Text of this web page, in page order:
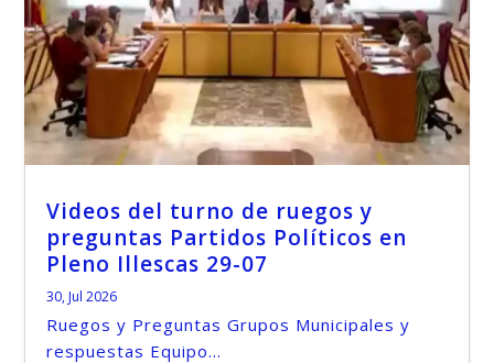
Videos del turno de ruegos y
preguntas Partidos Políticos en
Pleno Illescas 29-07
30, Jul 2026
Ruegos y Preguntas Grupos Municipales y
respuestas Equipo...